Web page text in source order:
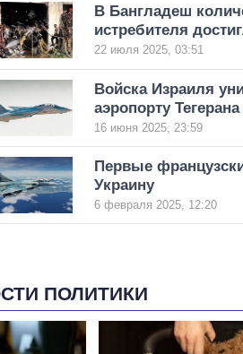
В Бангладеш
истребителя
22 июля 2025, 03:51
Войска Израиля
аэропорту Тегерана
16 июня 2025, 23:59
Первые
Украину
6 февраля 2025, 12:20
ПОЛИТИКИ